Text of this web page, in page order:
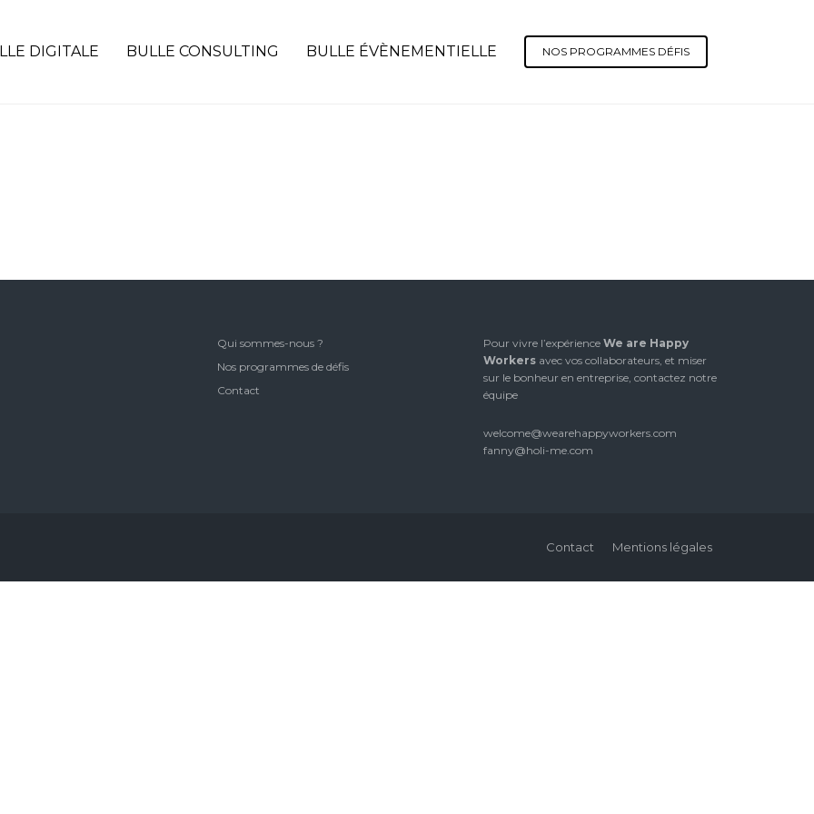
DIGITALE BULLE CONSULTING BULLE ÉVÈNEMENTIELLE NOS PROGRAMMES DÉFIS
Qui sommes-nous ?
Nos programmes de défis
Contact
Pour vivre l’expérience We are Happy
Workersavec vos collaborateurs, et miser
sur le bonheur en entreprise, contactez notre
équipe
welcome@wearehappyworkers.com
fanny@holi-me.com
Contact Mentions légales